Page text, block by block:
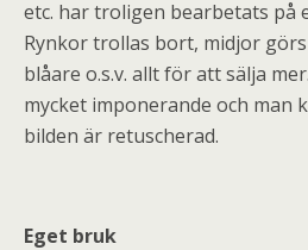
etc. har troligen bearbetats på
Rynkor trollas bort, midjor
blåare o.s.v. allt för att sälja
mycket imponerande och man
bilden är retuscherad.
Eget bruk